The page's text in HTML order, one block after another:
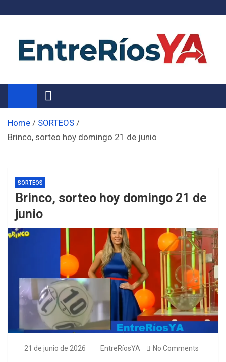
Noticias de Entre Ríos
Información de toda la provincia ahora
Home
SORTEOS
Brinco, sorteo hoy domingo 21 de junio
SORTEOS
Brinco, sorteo hoy domingo 21 de
junio
21 de junio de 2026 EntreRíosYA No Comments